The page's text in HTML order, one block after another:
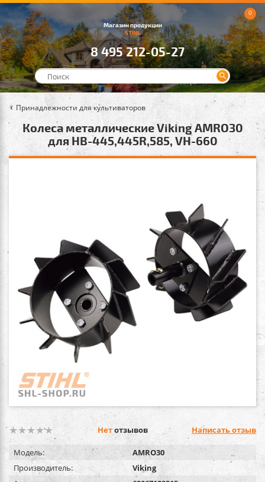
Магазин продукции
STIHL
8 495 212-05-27
0
Принадлежности для культиваторов
Колеса металлические Viking AMRO30
для HB-445,445R,585, VH-660
Нетотзывов Написать отзыв
Модель:
AMRO30
Производитель:
Viking